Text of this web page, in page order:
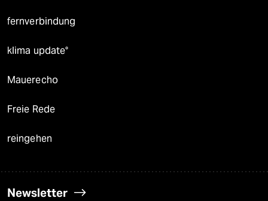
fernverbindung
klima update°
Mauerecho
Freie Rede
reingehen
Newsletter